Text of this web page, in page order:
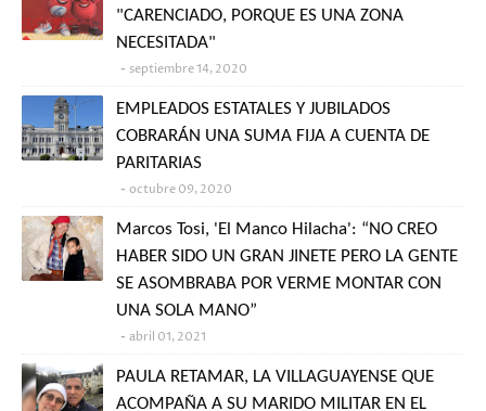
"CARENCIADO, PORQUE ES UNA ZONA
NECESITADA"
septiembre 14, 2020
EMPLEADOS ESTATALES Y JUBILADOS
COBRARÁN UNA SUMA FIJA A CUENTA DE
PARITARIAS
octubre 09, 2020
Marcos Tosi, 'El Manco Hilacha': “NO CREO
HABER SIDO UN GRAN JINETE PERO LA GENTE
SE ASOMBRABA POR VERME MONTAR CON
UNA SOLA MANO”
abril 01, 2021
PAULA RETAMAR, LA VILLAGUAYENSE QUE
ACOMPAÑA A SU MARIDO MILITAR EN EL